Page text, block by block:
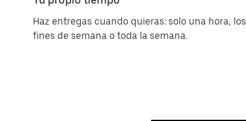
Haz entregas cuando quieras: solo una hora, los
fines de semana o toda la semana.